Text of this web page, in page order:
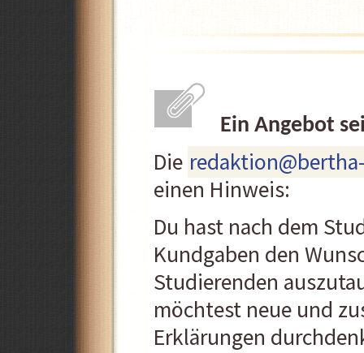
Ein Angebot
Die
einen Hinweis:
Du hast nach dem
Kundgaben den
Studierenden
möchtest neue und
Erklärungen